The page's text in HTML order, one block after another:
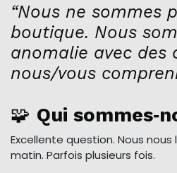
“Nous ne sommes
boutique. Nous
anomalie avec des
nous/vous
🧩 Qui
Excellente question. Nous
matin. Parfois plusieurs fois.